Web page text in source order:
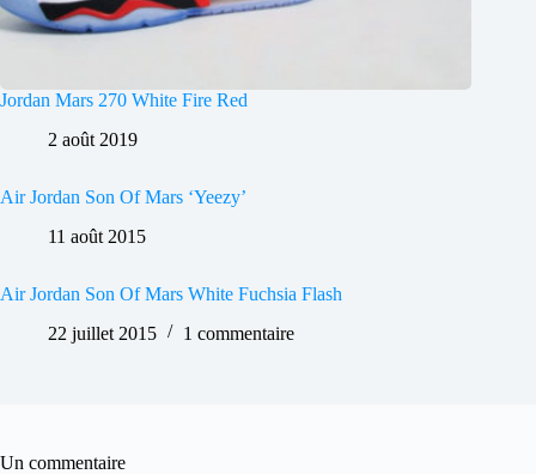
Jordan Mars 270 White Fire Red
2 août 2019
Air Jordan Son Of Mars ‘Yeezy’
11 août 2015
Air Jordan Son Of Mars White Fuchsia Flash
22 juillet 2015
1 commentaire
Un commentaire